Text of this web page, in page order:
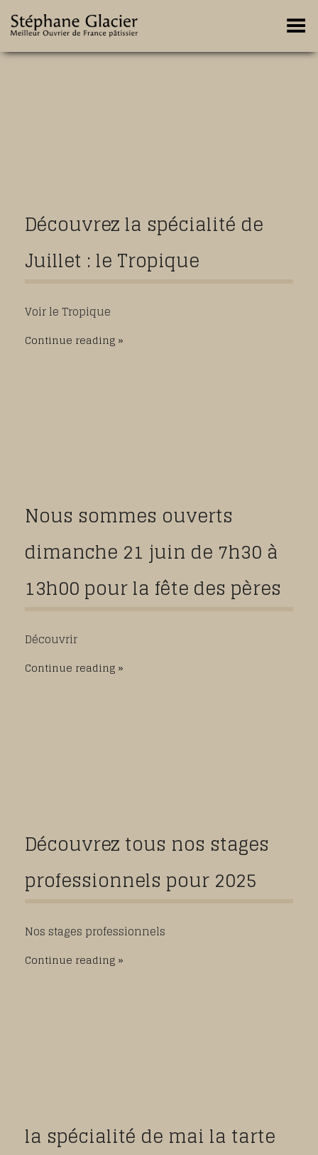
Toggle Menu
Découvrez la spécialité de
Juillet : le Tropique
Voir le Tropique
Continue reading
Nous sommes ouverts
dimanche 21 juin de 7h30 à
13h00 pour la fête des pères
Découvrir
Continue reading
Découvrez tous nos stages
professionnels pour 2025
Nos stages professionnels
Continue reading
la spécialité de mai la tarte